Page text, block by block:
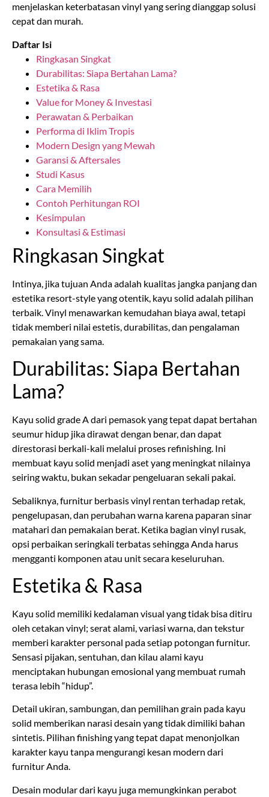
menjelaskan keterbatasan vinyl yang sering dianggap solusi
cepat dan murah.
Daftar Isi
Ringkasan Singkat
Durabilitas: Siapa Bertahan Lama?
Estetika & Rasa
Value for Money & Investasi
Perawatan & Perbaikan
Performa di Iklim Tropis
Modern Design yang Mewah
Garansi & Aftersales
Studi Kasus
Cara Memilih
Contoh Perhitungan ROI
Kesimpulan
Konsultasi & Estimasi
Ringkasan Singkat
Intinya, jika tujuan Anda adalah kualitas jangka panjang dan
estetika resort-style yang otentik, kayu solid adalah pilihan
terbaik. Vinyl menawarkan kemudahan biaya awal, tetapi
tidak memberi nilai estetis, durabilitas, dan pengalaman
pemakaian yang sama.
Durabilitas: Siapa Bertahan
Lama?
Kayu solid grade A dari pemasok yang tepat dapat bertahan
seumur hidup jika dirawat dengan benar, dan dapat
direstorasi berkali-kali melalui proses refinishing. Ini
membuat kayu solid menjadi aset yang meningkat nilainya
seiring waktu, bukan sekadar pengeluaran sekali pakai.
Sebaliknya, furnitur berbasis vinyl rentan terhadap retak,
pengelupasan, dan perubahan warna karena paparan sinar
matahari dan pemakaian berat. Ketika bagian vinyl rusak,
opsi perbaikan seringkali terbatas sehingga Anda harus
mengganti komponen atau unit secara keseluruhan.
Estetika & Rasa
Kayu solid memiliki kedalaman visual yang tidak bisa ditiru
oleh cetakan vinyl; serat alami, variasi warna, dan tekstur
memberi karakter personal pada setiap potongan furnitur.
Sensasi pijakan, sentuhan, dan kilau alami kayu
menciptakan hubungan emosional yang membuat rumah
terasa lebih “hidup”.
Detail ukiran, sambungan, dan pemilihan grain pada kayu
solid memberikan narasi desain yang tidak dimiliki bahan
sintetis. Pilihan finishing yang tepat dapat menonjolkan
karakter kayu tanpa mengurangi kesan modern dari
furnitur Anda.
Desain modular dari kayu juga memungkinkan perabot